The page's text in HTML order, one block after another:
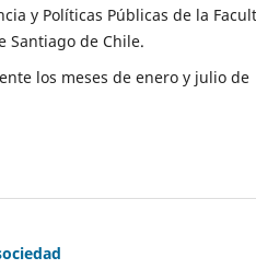
y Políticas Públicas de la
Santiago de Chile.
los meses de enero y julio de